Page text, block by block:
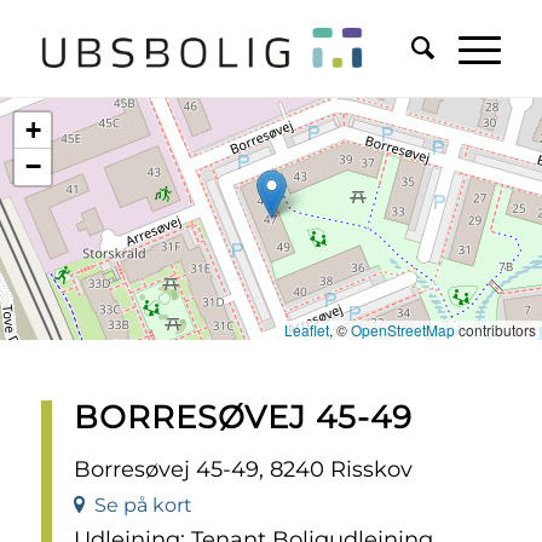
+
−
Leaflet, ©OpenStreetMapcontributors
BORRESØVEJ 45-49
Borresøvej 45-49, 8240 Risskov
Se på kort